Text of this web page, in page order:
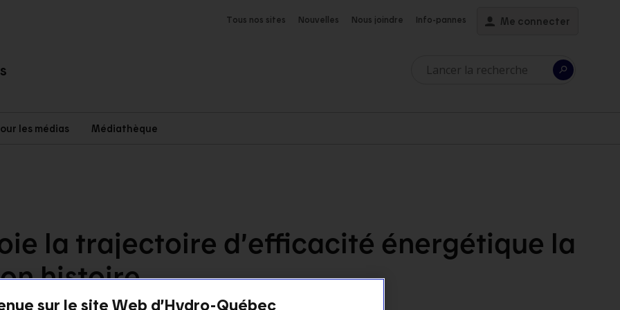
Tous nos sites Nouvelles Nous joindre Info-pannes Me connecter
les médias Médiathèque
la trajectoire d’efficacité énergétique la
histoire
sur le site Web d’Hydro-Québec